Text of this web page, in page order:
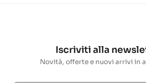
Iscriviti alla
Novità, offerte e nuovi arrivi in